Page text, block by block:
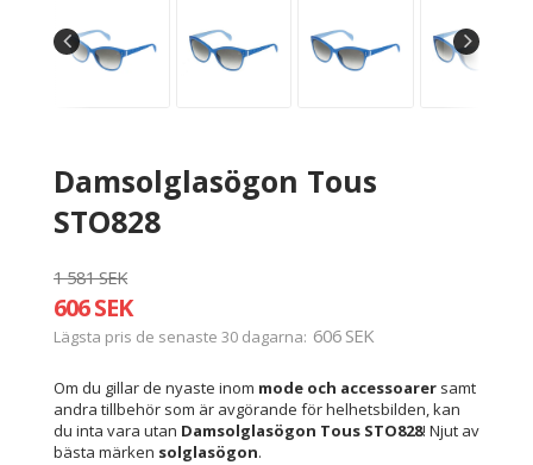
Damsolglasögon Tous
STO828
1 581 SEK
606 SEK
Lägsta pris de senaste 30 dagarna 606 SEK
Om du gillar de nyaste inom mode och accessoarer samt
andra tillbehör som är avgörande för helhetsbilden, kan
du inta vara utan Damsolglasögon Tous STO828! Njut av
bästa märken solglasögon.